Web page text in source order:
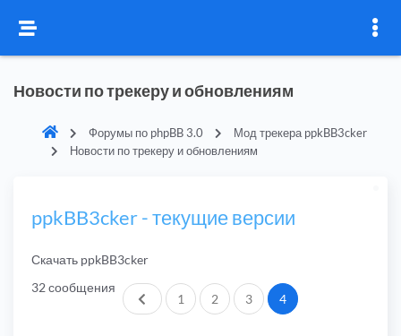
Новости по трекеру и обновлениям
Форумы по phpBB 3.0
Мод трекера ppkBB3cker
Новости по трекеру и обновлениям
ppkBB3cker - текущие версии
Скачать ppkBB3cker
32 сообщения
Пред.1 2 3 4